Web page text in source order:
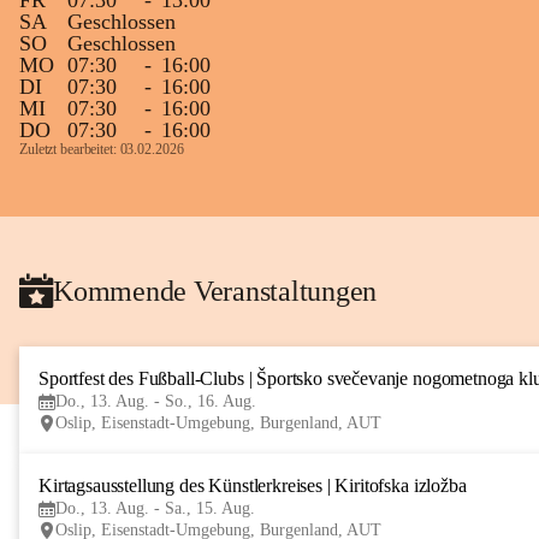
SA
Geschlossen
SO
Geschlossen
MO 07:30 - 16:00
DI
07:30 - 16:00
MI
07:30 - 16:00
DO
07:30 - 16:00
Zuletzt bearbeitet: 03.02.2026
Kommende Veranstaltungen
Sportfest des Fußball-Clubs | Športsko svečevanje nogometnoga
Do., 13. Aug. - So., 16. Aug.
Oslip, Eisenstadt-Umgebung, Burgenland, AUT
Kirtagsausstellung des Künstlerkreises | Kiritofska izložba
Do., 13. Aug. - Sa., 15. Aug.
Oslip, Eisenstadt-Umgebung, Burgenland, AUT